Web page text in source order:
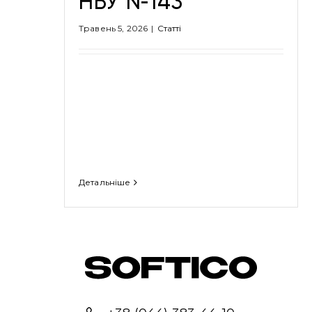
Травень 5, 2026 | Cтатті
Детальніше